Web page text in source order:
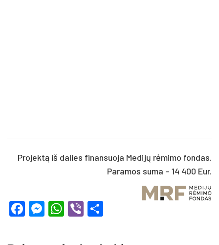
Projektą iš dalies finansuoja Medijų rėmimo fondas.
Paramos suma – 14 400 Eur.
Facebook
Messenger
WhatsApp
Viber